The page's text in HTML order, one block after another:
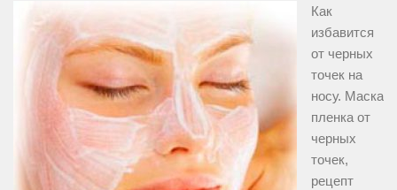
Как
избавится
от черных
точек на
носу. Маска
пленка от
черных
точек,
рецепт